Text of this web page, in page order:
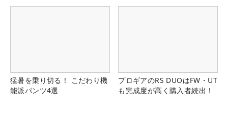
猛暑を乗り切る！ こだわり機
能派パンツ4選
プロギアのRS DUOはFW・UT
も完成度が高く購入者続出！